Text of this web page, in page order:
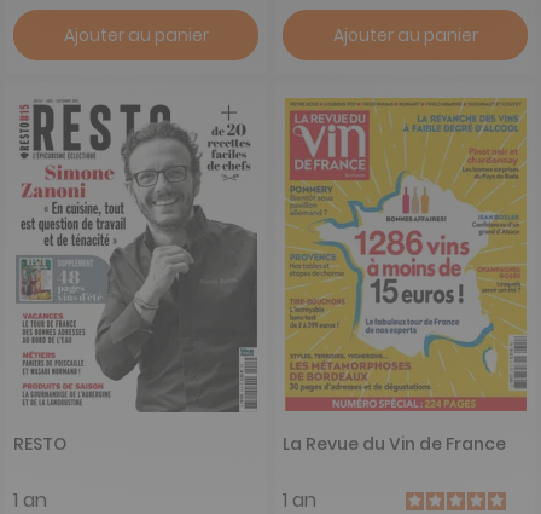
Ajouter au panier Ajouter au panier
RESTO
1 an
La Revue du Vin de France
1 an